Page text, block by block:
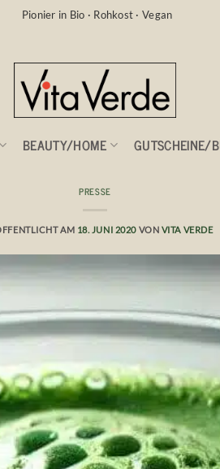
Pionier in Bio · Rohkost · Vegan
BEAUTY/HOME GUTSCHEINE/
PRESSE
AM 18. JUNI 2020 VON VITA VERDE